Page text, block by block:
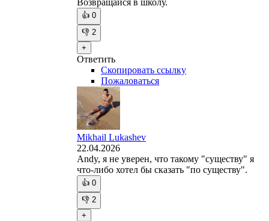
Возвращайся в школу.
👍 0
👎 2
+
Ответить
Скопировать ссылку
Пожаловаться
Mikhail Lukashev
22.04.2026
Andy, я не уверен, что такому "существу" я
что-либо хотел бы сказать "по существу".
👍 0
👎 2
+